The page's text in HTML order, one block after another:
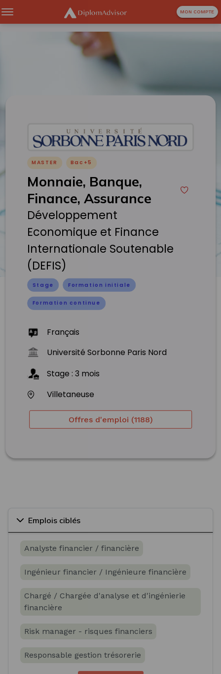
MON COMPTE
MASTER Bac+5
Monnaie, Banque,
Finance, Assurance
Développement
Economique et Finance
Internationale Soutenable
(DEFIS)
Stage Formation initiale
Formation continue
Français
Université Sorbonne Paris Nord
Stage :3 mois
Villetaneuse
Offres d'emploi (1188)
Emplois ciblés
Analyste financier / financière
Ingénieur financier / Ingénieure financière
Chargé / Chargée d'analyse et d'ingénierie
financière
Risk manager - risques financiers
Responsable gestion trésorerie